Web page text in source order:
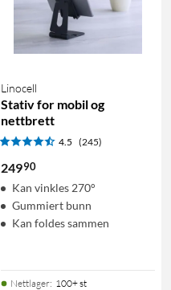
Linocell
Stativ for mobil og
nettbrett
4.5 (245)
24990
Kan vinkles 270°
Gummiert bunn
Kan foldes sammen
Nettlager: 100+ st